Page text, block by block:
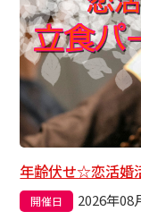
年齢伏せ☆恋活婚
開催日 2026年08